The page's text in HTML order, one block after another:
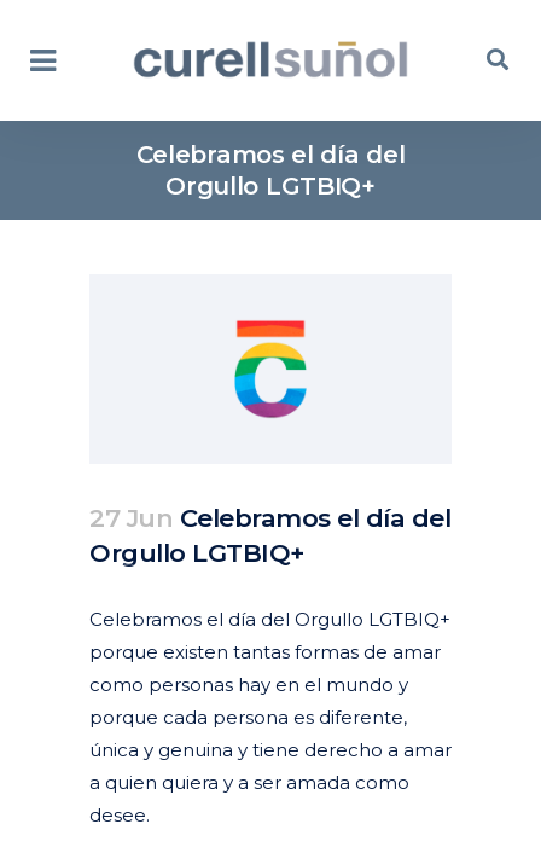
Celebramos el día del
Orgullo LGTBIQ+
27 Jun Celebramos el día del
Orgullo LGTBIQ+
Celebramos el día del Orgullo LGTBIQ+
porque existen tantas formas de amar
como personas hay en el mundo y
porque cada persona es diferente,
única y genuina y tiene derecho a amar
a quien quiera y a ser amada como
desee.